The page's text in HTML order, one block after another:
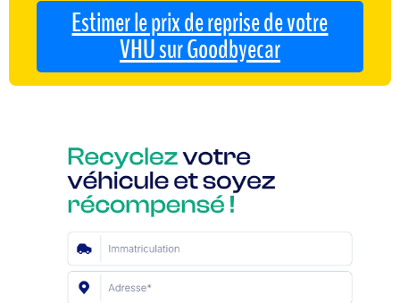
Estimer le prix de reprise de votre
VHU sur Goodbyecar